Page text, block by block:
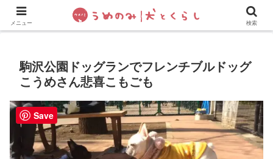
犬の手作りご飯 フレブル飼い方・しつけ ペットグッズ&
駒沢公園ドッグランでフレンチブルドッグ
こうめさん悲喜こもごも
メニュー 検索
Save